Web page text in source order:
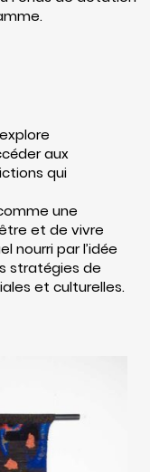
aux
qui
une
et de vivre
nourri par l’idée
stratégies de
et culturelles.